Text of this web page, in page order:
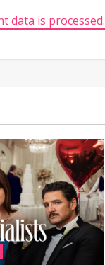
data is processed.